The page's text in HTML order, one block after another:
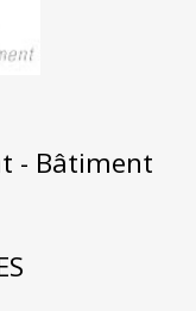
- Bâtiment